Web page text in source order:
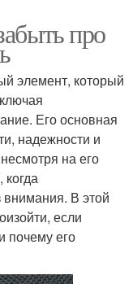
про
элемент, который
Его основная
надежности и
на его
когда
внимания. В этой
если
почему его